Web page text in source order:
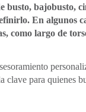
busto, bajobusto,
En algunos
como largo de
clave para quienes